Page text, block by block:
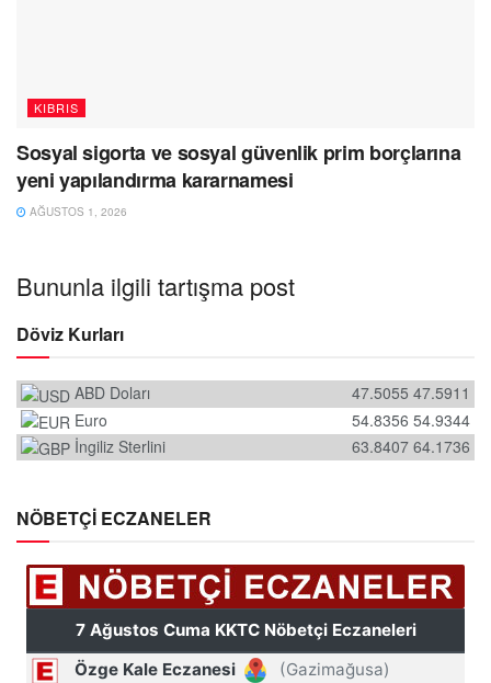
KIBRIS
Sosyal sigorta ve sosyal güvenlik prim borçlarına
yeni yapılandırma kararnamesi
AĞUSTOS 1, 2026
Bununla ilgili tartışma post
Döviz Kurları
ABD Doları 47.5911
47.5055
Euro
54.9344
54.8356
İngiliz Sterlini
64.1736
63.8407
NÖBETÇİ ECZANELER